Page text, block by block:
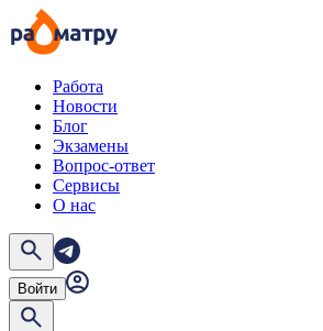
Работа
Новости
Блог
Экзамены
Вопрос-ответ
Сервисы
О нас
Войти